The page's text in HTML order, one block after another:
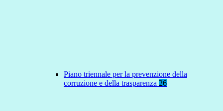
Piano triennale per la prevenzione della
corruzione e della trasparenza 26